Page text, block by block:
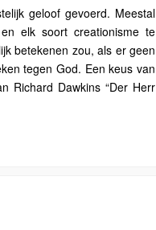
geloof gevoerd. Meestal
elk soort creationisme te
betekenen zou, als er geen
tegen God. Een keus van
Richard Dawkins “Der Herr